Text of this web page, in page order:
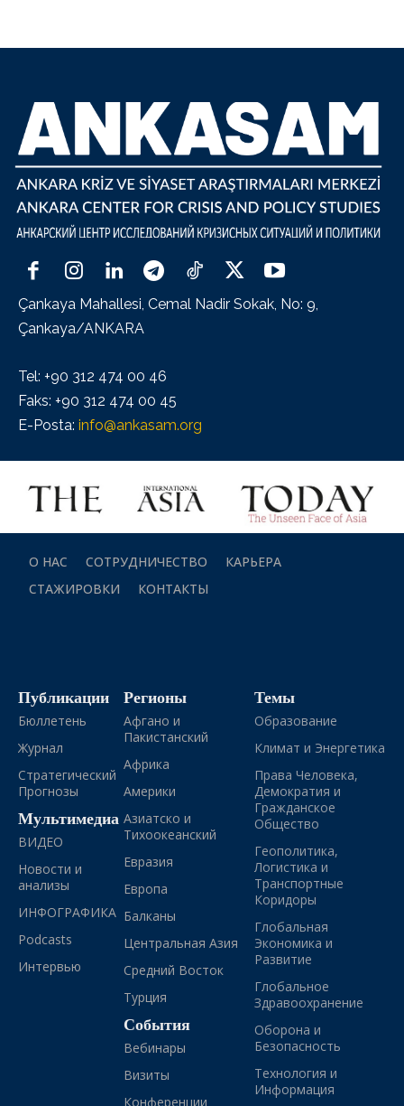
Çankaya Mahallesi, Cemal Nadir Sokak, No: 9,
Çankaya/ANKARA
Tel: +90 312 474 00 46
Faks: +90 312 474 00 45
E-Posta: info@ankasam.org
О НАС СОТРУДНИЧЕСТВО
КАРЬЕРА
СТАЖИРОВКИ
КОНТАКТЫ
Публикации
Бюллетень
Журнал
Стратегический
Прогнозы
Мультимедиа
ВИДЕО
Новости и
анализы
ИНФОГРАФИКА
Podcasts
Интервью
Регионы
Афгано и
Пакистанский
Африка
Америки
Азиатско и
Тихоокеанский
Евразия
Европа
Балканы
Центральная Азия
Средний Восток
Турция
События
Вебинары
Визиты
Конференции
Темы
Образование
Климат и Энергетика
Права Человека,
Демократия и
Гражданское
Общество
Геополитика,
Логистика и
Транспортные
Коридоры
Глобальная
Экономика и
Развитие
Глобальное
Здравоохранение
Оборона и
Безопасность
Технология и
Информация